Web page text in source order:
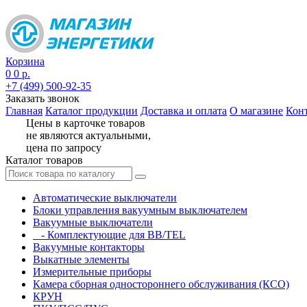
Корзина
0 0 р.
+7 (499) 500-92-35
Заказать звонок
Главная Каталог продукции Доставка и оплата О магазине
Цены в карточке товаров
не являются актуальными,
цена по запросу
Каталог товаров
Автоматические выключатели
Блоки управления вакуумным выключателем
Вакуумные выключатели
- Комплектующие для BB/TEL
Вакуумные контакторы
Выкатные элементы
Измерительные приборы
Камера сборная одностороннего обслуживания (КСО)
КРУН